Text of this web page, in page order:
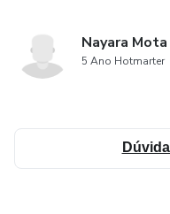
Nayara Mota
5 Ano Hotmarter